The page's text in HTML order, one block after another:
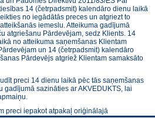
14 (četrpadsmit) kalendāro dienu laikā
no iegādātās preces un atgriezt to
iemeslu. Atteikuma gadījumā
atgriešanu Pārdevējam, sedz Klients. 14
no atteikuma saņemšanas Klientam
un 14 (četrpadsmit) kalendāro
Pārdevējs atgriež Klientam samaksāto
preci 14 dienu laikā pēc tās saņemšanas
gadījumā sazināties ar AKVEDUKTS, lai
preci iepakot atpakaļ oriģinālajā